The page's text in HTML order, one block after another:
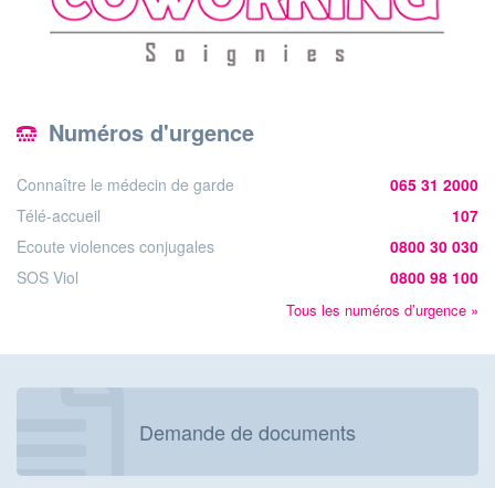
Numéros d'urgence
Connaître le médecin de garde
065 31 2000
Télé-accueil
107
Ecoute violences conjugales
0800 30 030
SOS Viol
0800 98 100
Tous les numéros d’urgence »
Demande de documents